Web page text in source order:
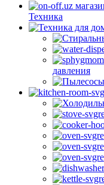
Техника
давления